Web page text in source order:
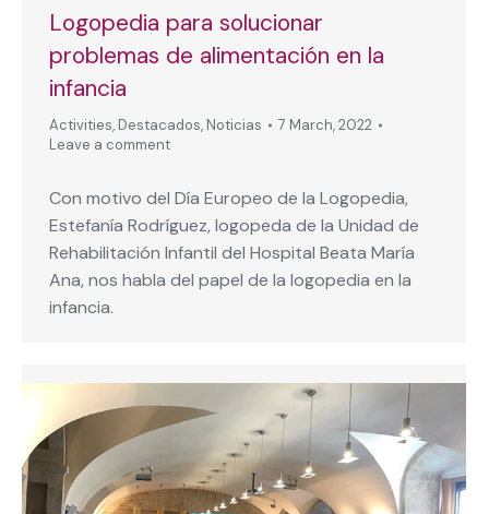
Logopedia para solucionar
problemas de alimentación en la
infancia
Activities, Destacados, Noticias
7 March, 2022
Leave a comment
Con motivo del Día Europeo de la Logopedia,
Estefanía Rodríguez, logopeda de la Unidad de
Rehabilitación Infantil del Hospital Beata María
Ana, nos habla del papel de la logopedia en la
infancia.